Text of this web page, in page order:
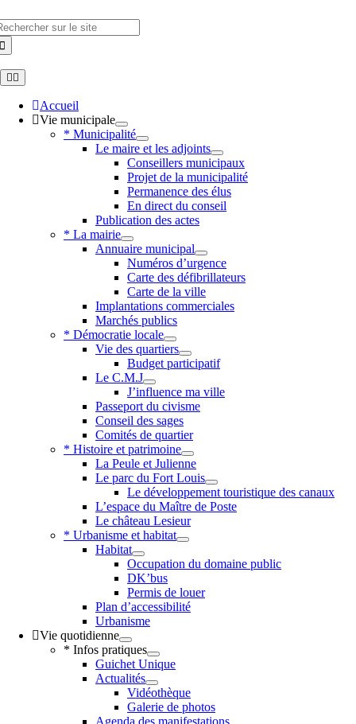
to
content
Toggle
Navigation
Accueil
Vie municipale
* Municipalité
Le maire et les adjoints
Conseillers municipaux
Projet de la municipalité
Permanence des élus
En direct du conseil
Publication des actes
* La mairie
Annuaire municipal
Numéros d’urgence
Carte des défibrillateurs
Carte de la ville
Implantations commerciales
Marchés publics
* Démocratie locale
Vie des quartiers
Budget participatif
Le C.M.J
J’influence ma ville
Passeport du civisme
Conseil des sages
Comités de quartier
* Histoire et patrimoine
La Peule et Julienne
Le parc du Fort Louis
Le développement touristique des canaux
L’espace du Maître de Poste
Le château Lesieur
* Urbanisme et habitat
Habitat
Occupation du domaine public
DK’bus
Permis de louer
Plan d’accessibilité
Urbanisme
Vie quotidienne
* Infos pratiques
Guichet Unique
Actualités
Vidéothèque
Galerie de photos
Agenda des manifestations